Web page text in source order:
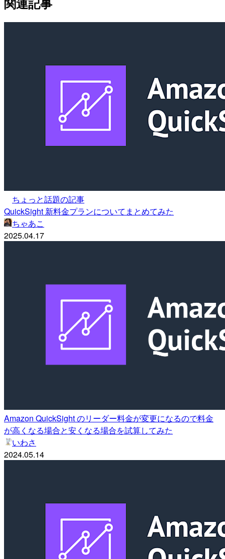
ちょっと話題の記事
QuickSight 新料金プランについてまとめてみた
ちゃあこ
2025.04.17
Amazon QuickSight のリーダー料金が変更になるので料金
が高くなる場合と安くなる場合を試算してみた
いわさ
2024.05.14